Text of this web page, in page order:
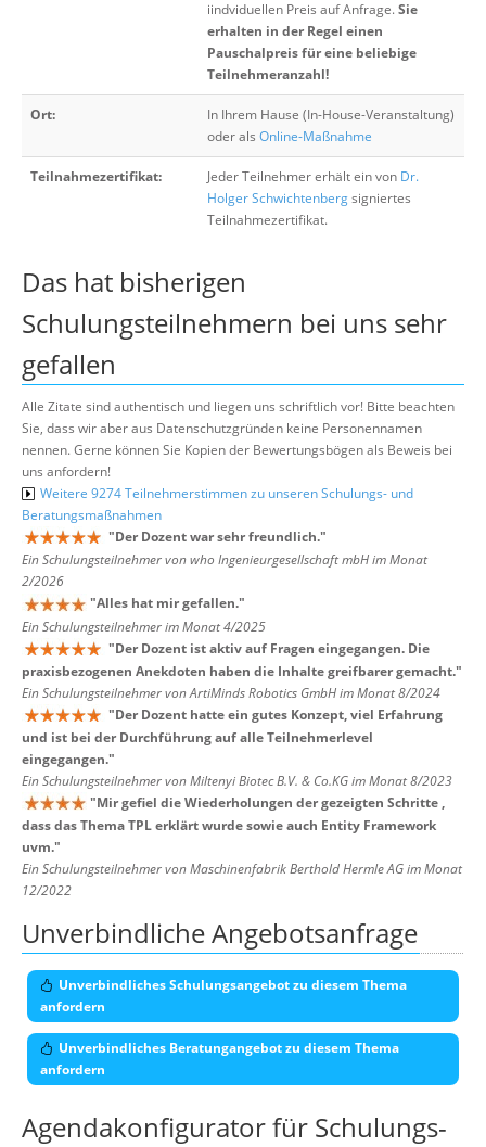
iindviduellen Preis auf Anfrage.Sie
erhalten in der Regel einen
Pauschalpreis für eine beliebige
Teilnehmeranzahl!
Ort:
In Ihrem Hause (In-House-Veranstaltung)
oder als Online-Maßnahme
Teilnahmezertifikat: Jeder Teilnehmer erhält ein von Dr.
Holger Schwichtenbergsigniertes
Teilnahmezertifikat.
Das hat bisherigen
Schulungsteilnehmern bei uns sehr
gefallen
Alle Zitate sind authentisch und liegen uns schriftlich vor! Bitte beachten
Sie, dass wir aber aus Datenschutzgründen keine Personennamen
nennen. Gerne können Sie Kopien der Bewertungsbögen als Beweis bei
uns anfordern!
Weitere 9274 Teilnehmerstimmen zu unseren Schulungs- und
Beratungsmaßnahmen
"Der Dozent war sehr freundlich."
Ein Schulungsteilnehmer von who Ingenieurgesellschaft mbH im Monat
2/2026
"Alles hat mir gefallen."
Ein Schulungsteilnehmer im Monat 4/2025
"Der Dozent ist aktiv auf Fragen eingegangen. Die
praxisbezogenen Anekdoten haben die Inhalte greifbarer gemacht."
Ein Schulungsteilnehmer von ArtiMinds Robotics GmbH im Monat 8/2024
"Der Dozent hatte ein gutes Konzept, viel Erfahrung
und ist bei der Durchführung auf alle Teilnehmerlevel
eingegangen."
Ein Schulungsteilnehmer von Miltenyi Biotec B.V. & Co.KG im Monat 8/2023
"Mir gefiel die Wiederholungen der gezeigten Schritte ,
dass das Thema TPL erklärt wurde sowie auch Entity Framework
uvm."
Ein Schulungsteilnehmer von Maschinenfabrik Berthold Hermle AG im Monat
12/2022
Unverbindliche Angebotsanfrage
Unverbindliches Schulungsangebot zu diesem Thema
anfordern
Unverbindliches Beratungangebot zu diesem Thema
anfordern
Agendakonfigurator für Schulungs-